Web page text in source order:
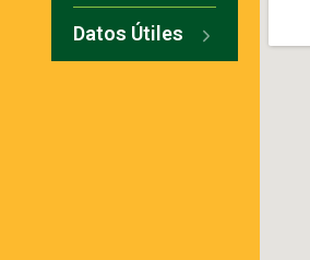
Datos Útiles